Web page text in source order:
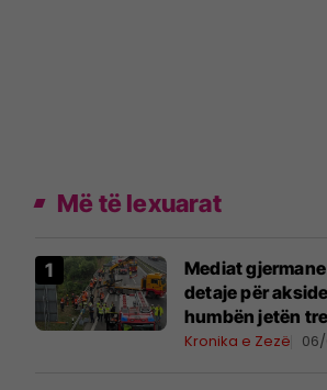
Më të lexuarat
Mediat
detaje për
humbën jetën
nga Komogllava
Kronika e Zezë